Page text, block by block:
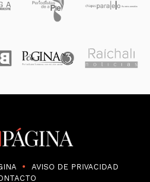
AVISO DE PRIVACIDAD